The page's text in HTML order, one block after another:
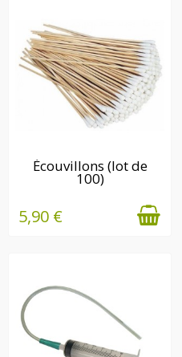
EN STOCK
Écouvillons (lot de
100)
5,90 €